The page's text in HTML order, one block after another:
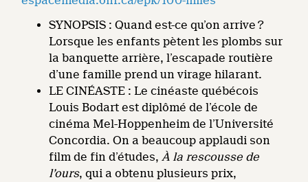
SYNOPSIS : Quand est-ce qu’on arrive ?
Lorsque les enfants pètent les plombs sur
la banquette arrière, l’escapade routière
d’une famille prend un virage hilarant.
LE CINÉASTE : Le cinéaste québécois
Louis Bodart est diplômé de l’école de
cinéma Mel-Hoppenheim de l’Université
Concordia. On a beaucoup applaudi son
film de fin d’études,À la rescousse de
l’ours, qui a obtenu plusieurs prix,